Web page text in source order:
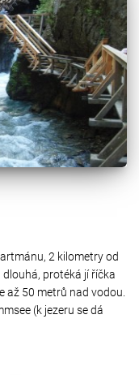
2 kilometry od
protéká jí říčka
až 50 metrů nad vodou.
(k jezeru se dá